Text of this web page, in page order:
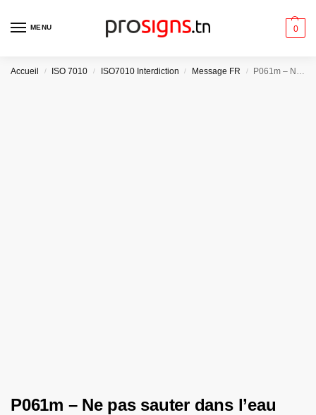
MENU 0
Accueil / ISO 7010 / ISO7010 Interdiction / Message FR / P061m – Ne pas sauter dans l’eau
P061m – Ne pas sauter dans l’eau